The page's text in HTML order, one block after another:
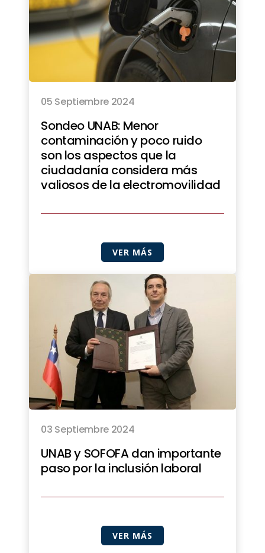
05 Septiembre 2024
Sondeo UNAB: Menor
contaminación y poco ruido
son los aspectos que la
ciudadanía considera más
valiosos de la electromovilidad
VER MÁS
03 Septiembre 2024
UNAB y SOFOFA dan importante
paso por la inclusión laboral
VER MÁS